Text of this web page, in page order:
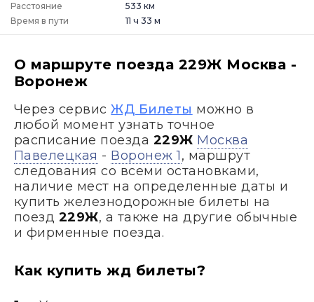
Расстояние
533 км
Время в пути
11 ч 33 м
О маршруте поезда 229Ж Москва -
Воронеж
Через сервисЖД Билеты можно в
любой момент узнать точное
расписание поезда 229Ж Москва
Павелецкая - Воронеж 1, маршрут
следования со всеми остановками,
наличие мест на определенные даты и
купить железнодорожные билеты на
поезд 229Ж, а также на другие обычные
и фирменные поезда.
Как купить жд билеты?